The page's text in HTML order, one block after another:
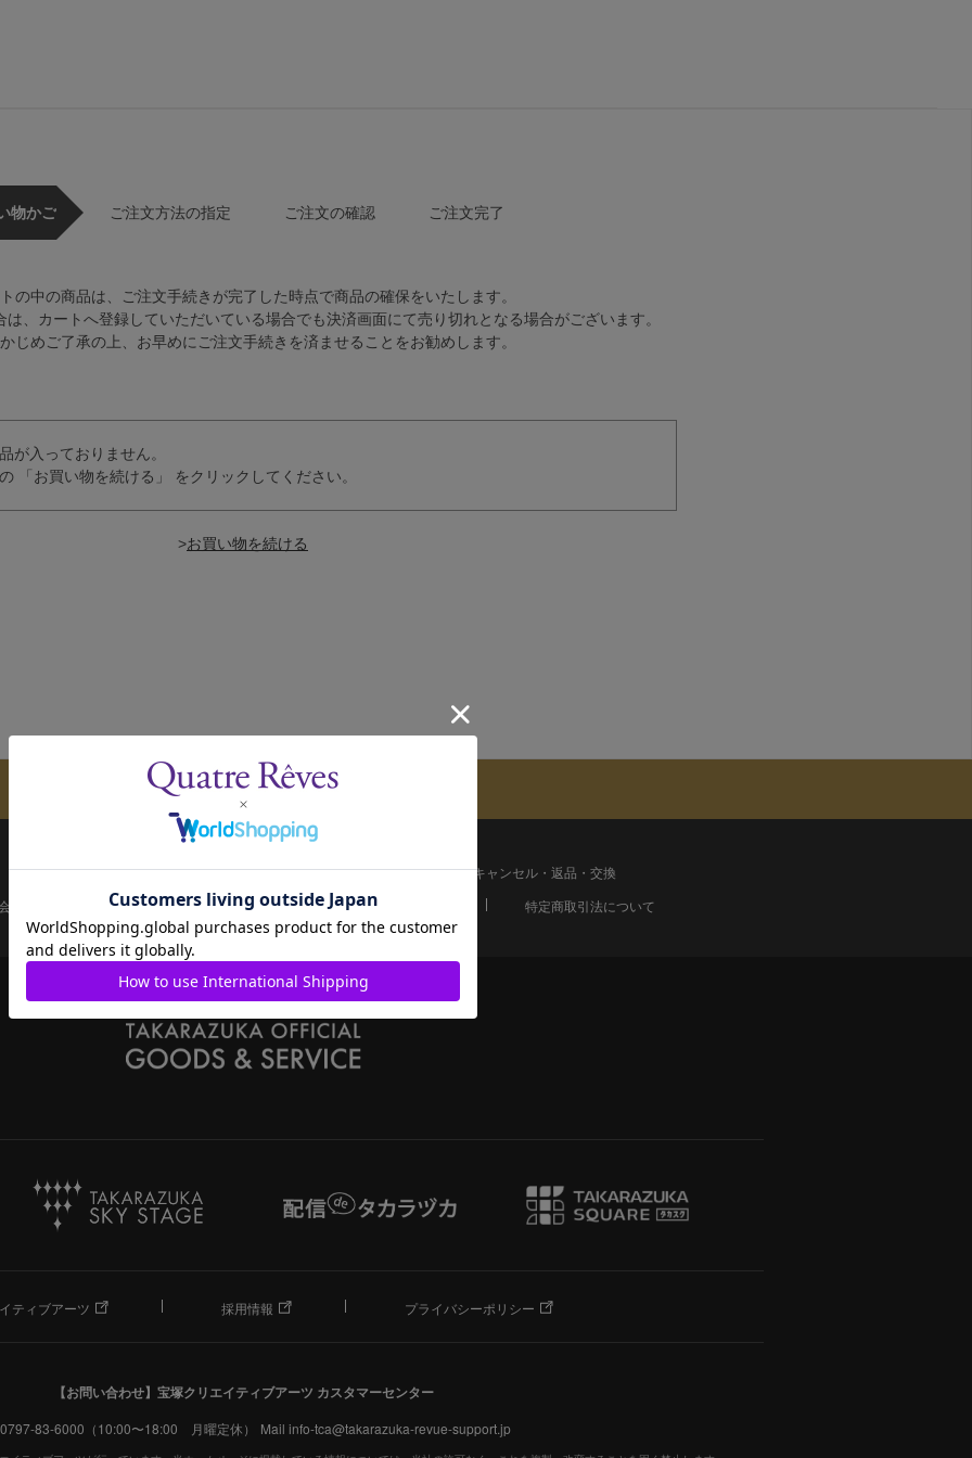
物かご ご注文方法の指定 ご注文の確認 ご注文完了
の中の商品は、ご注文手続きが完了した時点で商品の確保をいたします。
、カートへ登録していただいている場合でも決済画面にて売り切れとなる場合がございます。
じめご了承の上、お早めにご注文手続きを済ませることをお勧めします。
が入っておりません。
「お買い物を続ける」 をクリックしてください。
>
メールマガジンのご案内
配送について お支払い方法 決済について
キャンセル・返品・交換
員ページ 宝塚歌劇共通ID新規会員登録 特定商取引法について
ティブアーツ 採用情報 プライバシーポリシー
【お問い合わせ】 宝塚クリエイティブアーツ カスタマーセンター
83-6000（10:00〜18:00 月曜定休） Mail info-tca@takarazuka-revue-support.jp